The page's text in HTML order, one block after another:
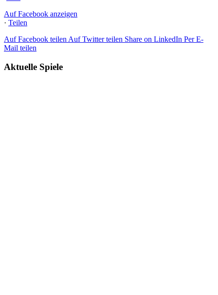
Auf Facebook anzeigen
· Teilen
Auf Facebook teilen Auf Twitter teilen Share on LinkedIn Per E-
Mail teilen
Aktuelle Spiele